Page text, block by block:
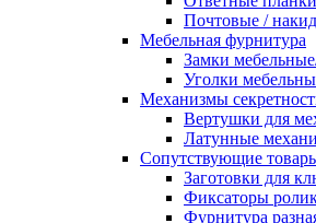
Почтовые /
Мебельная фурнитура
Замки
Уголки
Механизмы
Вертушки для
Латунные
Сопутствующие
Заготовки для
Фиксаторы
Фурнитура